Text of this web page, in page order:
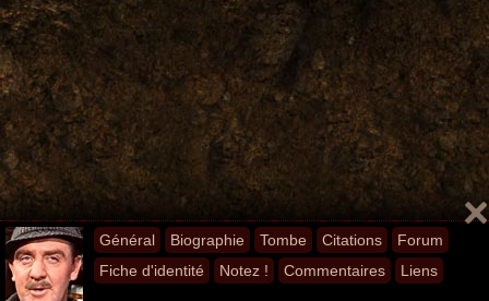
Général Biographie Tombe Citations
Forum
Fiche d'identité
Notez ! Commentaires Liens